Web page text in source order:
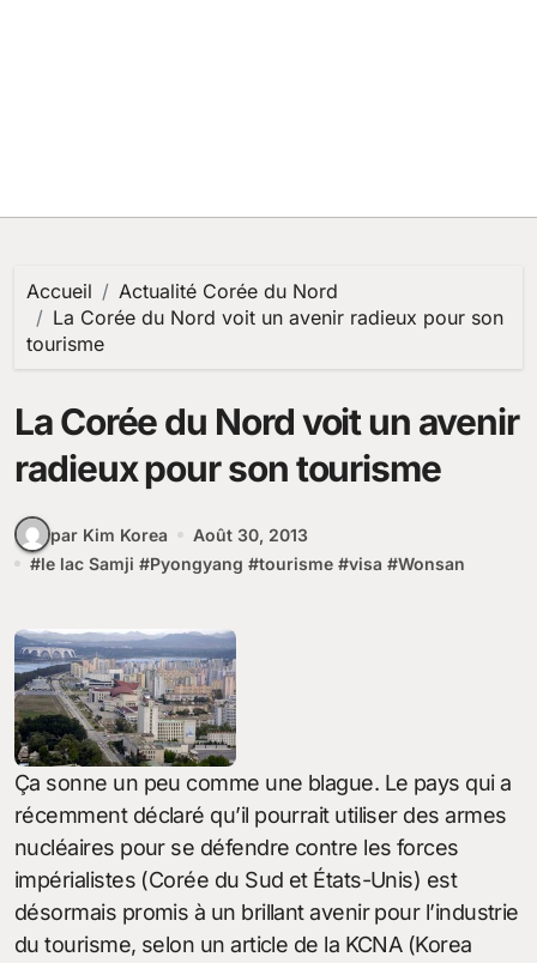
Accueil
Actualité Corée du Nord
La Corée du Nord voit un avenir radieux pour son
tourisme
La Corée du Nord voit un avenir
radieux pour son tourisme
par Kim Korea
Août 30, 2013
#le lac Samji #Pyongyang #tourisme #visa #Wonsan
Ça sonne un peu comme une blague. Le pays qui a
récemment déclaré qu’il pourrait utiliser des armes
nucléaires pour se défendre contre les forces
impérialistes (Corée du Sud et États-Unis) est
désormais promis à un brillant avenir pour l’industrie
du tourisme, selon un article de la KCNA (Korea